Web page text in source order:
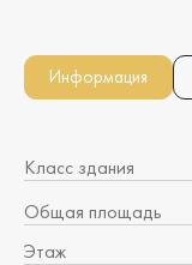
Информация
Класс здания
Общая площадь
Этаж